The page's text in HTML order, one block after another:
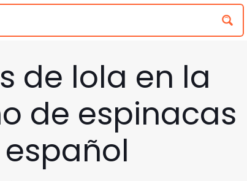
de lola en la
de espinacas